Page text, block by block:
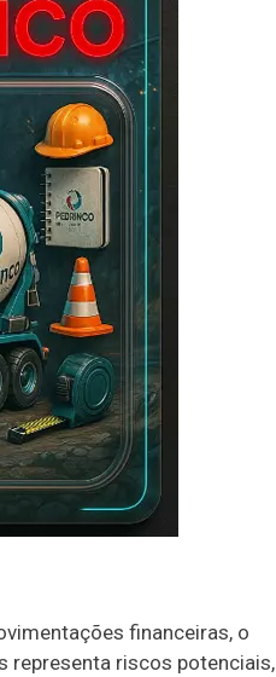
financeiras, o
representa riscos potenciais,